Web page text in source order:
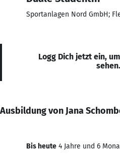
Sportanlagen Nord GmbH;
Logg Dich jetzt ein,
sehen.
Ausbildung von Jana
Bis heute 4 Jahre und 6